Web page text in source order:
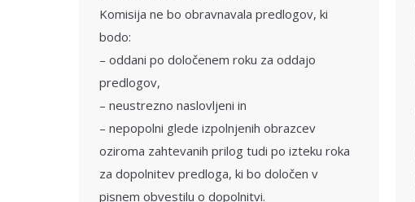
Komisija ne bo obravnavala predlogov, ki
bodo:
– oddani po določenem roku za oddajo
predlogov,
– neustrezno naslovljeni in
– nepopolni glede izpolnjenih obrazcev
oziroma zahtevanih prilog tudi po izteku roka
za dopolnitev predloga, ki bo določen v
pisnem obvestilu o dopolnitvi.